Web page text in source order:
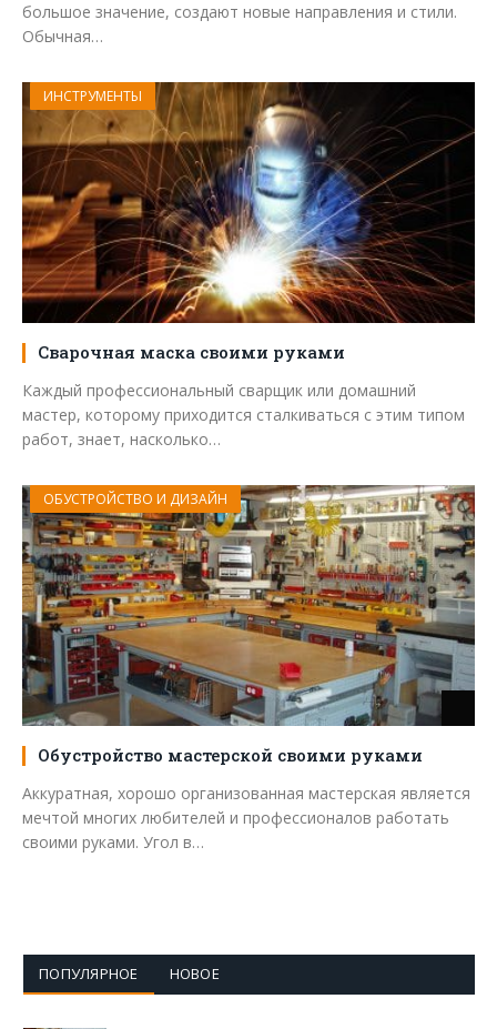
большое значение, создают новые направления и стили.
Обычная…
ИНСТРУМЕНТЫ
Сварочная маска своими руками
Каждый профессиональный сварщик или домашний
мастер, которому приходится сталкиваться с этим типом
работ, знает, насколько…
ОБУСТРОЙСТВО И ДИЗАЙН
Обустройство мастерской своими руками
Аккуратная, хорошо организованная мастерская является
мечтой многих любителей и профессионалов работать
своими руками. Угол в…
ПОПУЛЯРНОЕ НОВОЕ